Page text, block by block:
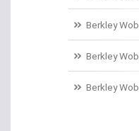
Berkley
Berkley
Berkley